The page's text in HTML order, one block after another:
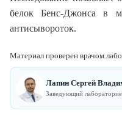
белок Бенс-Джонса в
антисывороток.
Материал проверен врачом
Лапин Сергей
Заведующий